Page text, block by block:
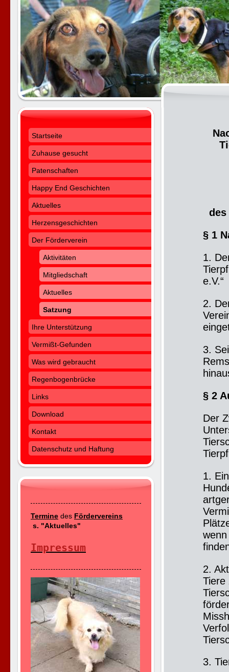
des
§ 1
1.
e.V.“
2.
3.
§ 2
Der
1.
2.
Tiere
3.
Startseite
Zuhause gesucht
Patenschaften
Happy End Geschichten
Aktuelles
Herzensgeschichten
Der Förderverein
Aktivitäten
Mitgliedschaft
Aktuelles
Satzung
Ihre Unterstützung
Vermißt-Gefunden
Was wird gebraucht
Regenbogenbrücke
Links
Download
Kontakt
Datenschutz und Haftung
Termine des Fördervereins
s. "Aktuelles"
Impressum